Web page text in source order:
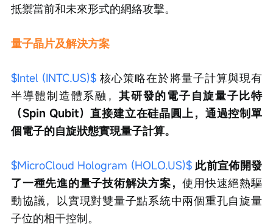
抵禦當前和未來形式的網絡攻擊。
量子晶片及解決方案
$Intel (INTC.US)$ 核心策略在於將量子計算與現有
半導體制造體系融，其研發的電子自旋量子比特
（Spin Qubit）直接建立在硅晶圓上，通過控制單
個電子的自旋狀態實現量子計算。
$MicroCloud Hologram (HOLO.US)$ 此前宣佈開發
了一種先進的量子技術解決方案，使用快速絕熱驅
動協議，以實現對雙量子點系統中兩個重孔自旋量
子位的相干控制。